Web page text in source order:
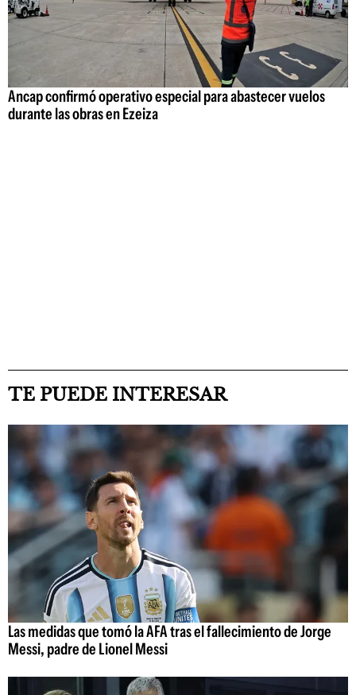
Ancap confirmó operativo especial para abastecer vuelos
durante las obras en Ezeiza
TE PUEDE INTERESAR
Las medidas que tomó la AFA tras el fallecimiento de Jorge
Messi, padre de Lionel Messi